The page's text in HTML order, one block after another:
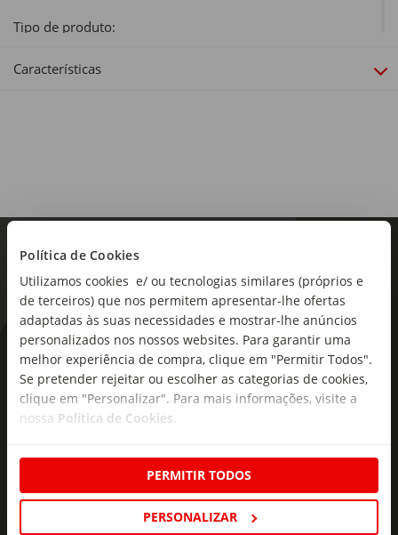
Política de Cookies
Utilizamos cookies e/ ou tecnologias similares (próprios e
de terceiros) que nos permitem apresentar-lhe ofertas
adaptadas às suas necessidades e mostrar-lhe anúncios
personalizados nos nossos websites. Para garantir uma
melhor experiência de compra, clique em "Permitir Todos".
Se pretender rejeitar ou escolher as categorias de cookies,
clique em "Personalizar". Para mais informações, visite a
nossa Política de Cookies.
PERMITIR TODOS
PERSONALIZAR
Tipo de produto:
Características
As novidades mais frescas no
seu e-mail!
Subscreva e descubra campanhas exclusivas,
mail
Subscrever